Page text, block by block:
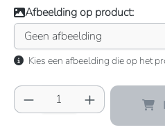
Afbeelding op product:
Kies een afbeelding die op het
Producthoeveelheid: